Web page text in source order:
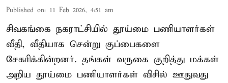
Published on: 11 Feb 2026, 4:51 am
சிவகங்கை நகராட்சியில் தூய்மை பணியாளர்கள்
வீதி, வீதியாக சென்று குப்பைகளை
சேகரிக்கின்றனர். தங்கள் வருகை குறித்து மக்கள்
அறிய தூய்மை பணியாளர்கள் விசில் ஊதுவது